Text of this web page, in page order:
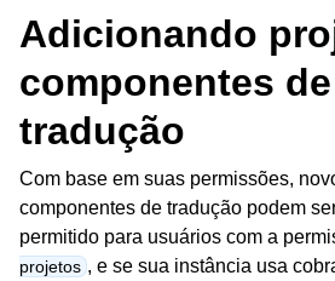
Adicionando
componentes de
tradução
Com base em suas permissões,
componentes de tradução podem
permitido para usuários com a
projetos , e se sua instância usa